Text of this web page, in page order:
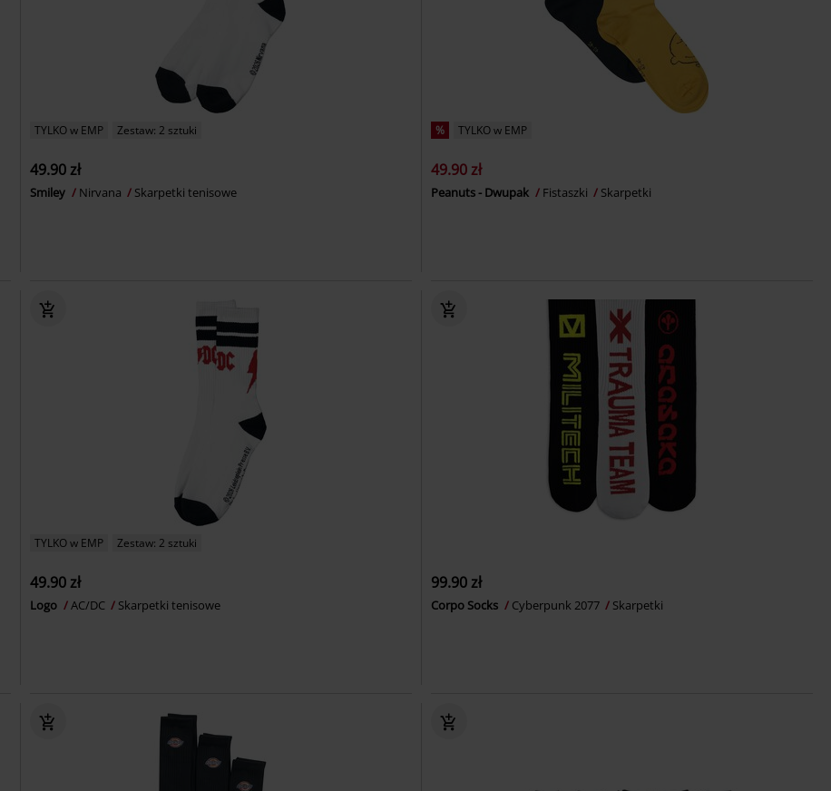
TYLKO w EMP Zestaw: 2 sztuki
49.90 zł
Smiley Nirvana Skarpetki tenisowe
% TYLKO w EMP
49.90 zł
Peanuts - Dwupak Fistaszki Skarpetki
TYLKO w EMP Zestaw: 2 sztuki
49.90 zł
Logo AC/DC Skarpetki tenisowe
99.90 zł
Corpo Socks Cyberpunk 2077 Skarpetki